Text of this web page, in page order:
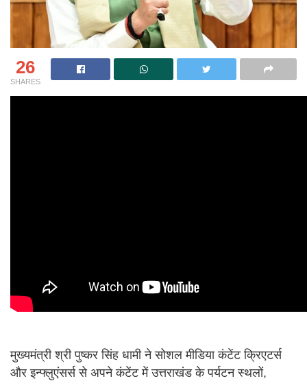
26
SHARES
मुख्यमंत्री श्री पुष्कर सिंह धामी ने सोशल मीडिया कंटेंट क्रिएटर्स
और इन्फ्लुएंसर्स से अपने कंटेंट में उत्तराखंड के पर्यटन स्थलों,